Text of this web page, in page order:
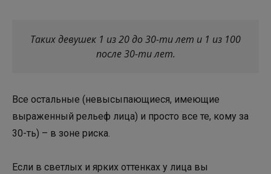
Таких девушек 1 из 20 до 30-ти лет и 1 из 100
после 30-ти лет.
Все остальные (невысыпающиеся, имеющие
выраженный рельеф лица) и просто все те, кому за
30-ть) – в зоне риска.
Если в светлых и ярких оттенках у лица вы